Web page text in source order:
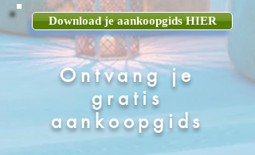
Download je aankoopgids HIER
Ontvang je
gratis
aankoopgids